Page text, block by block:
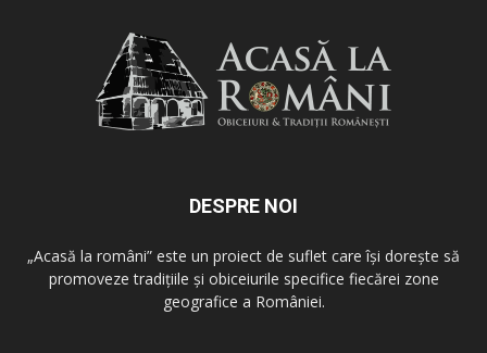
DESPRE NOI
„Acasă la români” este un proiect de suflet care își dorește să
promoveze tradițiile și obiceiurile specifice fiecărei zone
geografice a României.